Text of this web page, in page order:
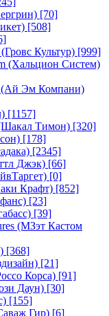
[70]
[508]
Культур) [999]
(Хальцион Систем)
(Ай Эм Компани)
[1157]
Тимон) [320]
[178]
[2345]
Джэк) [66]
[0]
Крафт) [852]
[23]
[39]
(МЗэт Кастом
[368]
[21]
Корса) [91]
Даун) [30]
[155]
Гир) [6]